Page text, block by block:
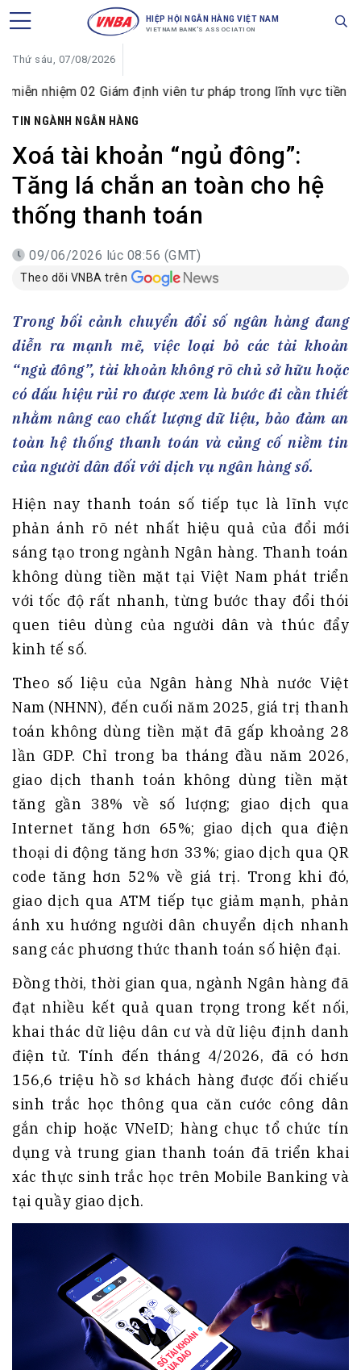
HIỆP HỘI NGÂN HÀNG VIỆT NAM
VIETNAM BANK'S ASSOCIATION
Thứ sáu, 07/08/2026
02 Giám định viên tư pháp trong lĩnh vực tiền tệ và ngân
TIN NGÀNH NGÂN HÀNG
Xoá tài khoản “ngủ đông”:
Tăng lá chắn an toàn cho hệ
thống thanh toán
09/06/2026 lúc 08:56 (GMT)
Theo dõi VNBA trên
Trong bối cảnh chuyển đổi số ngân hàng đang
diễn ra mạnh mẽ, việc loại bỏ các tài khoản
“ngủ đông”, tài khoản không rõ chủ sở hữu hoặc
có dấu hiệu rủi ro được xem là bước đi cần thiết
nhằm nâng cao chất lượng dữ liệu, bảo đảm an
toàn hệ thống thanh toán và củng cố niềm tin
của người dân đối với dịch vụ ngân hàng số.
Hiện nay thanh toán số tiếp tục là lĩnh vực
phản ánh rõ nét nhất hiệu quả của đổi mới
sáng tạo trong ngành Ngân hàng. Thanh toán
không dùng tiền mặt tại Việt Nam phát triển
với tốc độ rất nhanh, từng bước thay đổi thói
quen tiêu dùng của người dân và thúc đẩy
kinh tế số.
Theo số liệu của Ngân hàng Nhà nước Việt
Nam (NHNN), đến cuối năm 2025, giá trị thanh
toán không dùng tiền mặt đã gấp khoảng 28
lần GDP. Chỉ trong ba tháng đầu năm 2026,
giao dịch thanh toán không dùng tiền mặt
tăng gần 38% về số lượng; giao dịch qua
Internet tăng hơn 65%; giao dịch qua điện
thoại di động tăng hơn 33%; giao dịch qua QR
code tăng hơn 52% về giá trị. Trong khi đó,
giao dịch qua ATM tiếp tục giảm mạnh, phản
ánh xu hướng người dân chuyển dịch nhanh
sang các phương thức thanh toán số hiện đại.
Đồng thời, thời gian qua, ngành Ngân hàng đã
đạt nhiều kết quả quan trọng trong kết nối,
khai thác dữ liệu dân cư và dữ liệu định danh
điện tử. Tính đến tháng 4/2026, đã có hơn
156,6 triệu hồ sơ khách hàng được đối chiếu
sinh trắc học thông qua căn cước công dân
gắn chip hoặc VNeID; hàng chục tổ chức tín
dụng và trung gian thanh toán đã triển khai
xác thực sinh trắc học trên Mobile Banking và
tại quầy giao dịch.